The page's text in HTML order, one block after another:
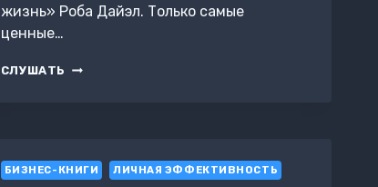
жизнь» Роба Дайэл. Только самые
ценные…
СЛУШАТЬ LEVEL
И
БИЗНЕС-КНИГИ ЛИЧНАЯ ЭФФЕКТИВНОСТЬ